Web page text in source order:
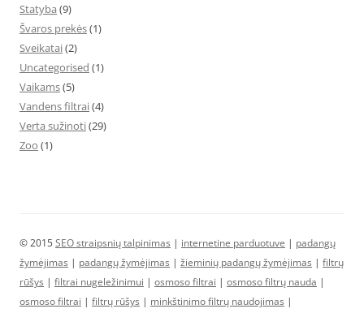
Statyba (9)
Švaros prekės(1)
Sveikatai(2)
Uncategorised (1)
Vaikams(5)
Vandens filtrai(4)
Verta sužinoti(29)
Zoo (1)
© 2015SEO straipsnių talpinimas | internetine parduotuve | padangų
žymėjimas | padangų žymėjimas | žieminių padangų žymėjimas | filtrų
rūšys | filtrai nugeležinimui | osmoso filtrai | osmoso filtrų nauda |
osmoso filtrai | filtrų rūšys | minkštinimo filtrų naudojimas |